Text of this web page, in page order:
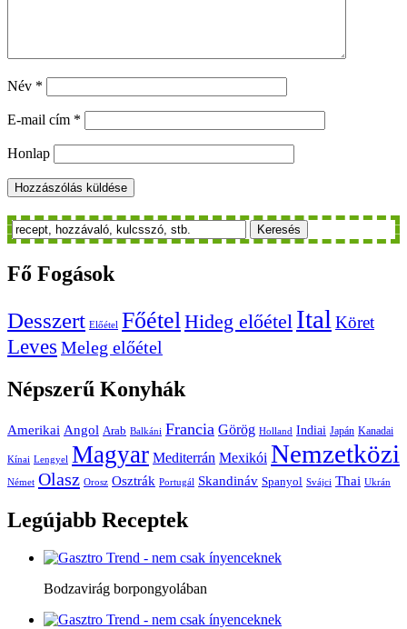
Név *
E-mail cím *
Honlap
Keresés
Fő Fogások
Desszert Előétel FőételHideg előétel Ital Köret
Leves Meleg előétel
Népszerű Konyhák
Amerikai Angol Arab Balkáni Francia Görög Holland Indiai Japán Kanadai
Kínai Lengyel Magyar Mediterrán Mexikói Nemzetközi
Német Olasz Orosz Osztrák Portugál Skandináv Spanyol Svájci Thai Ukrán
Legújabb Receptek
Bodzavirág borpongyolában